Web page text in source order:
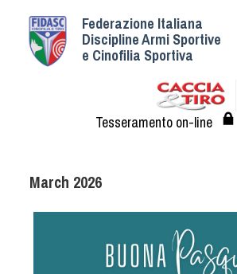
Federazione Italiana
Discipline Armi Sportive
e Cinofilia Sportiva
Tesseramento on-line
March 2026
Istituzionale
Struttura
Albo Veterinari
Circolari
Federazione
Assicurazione